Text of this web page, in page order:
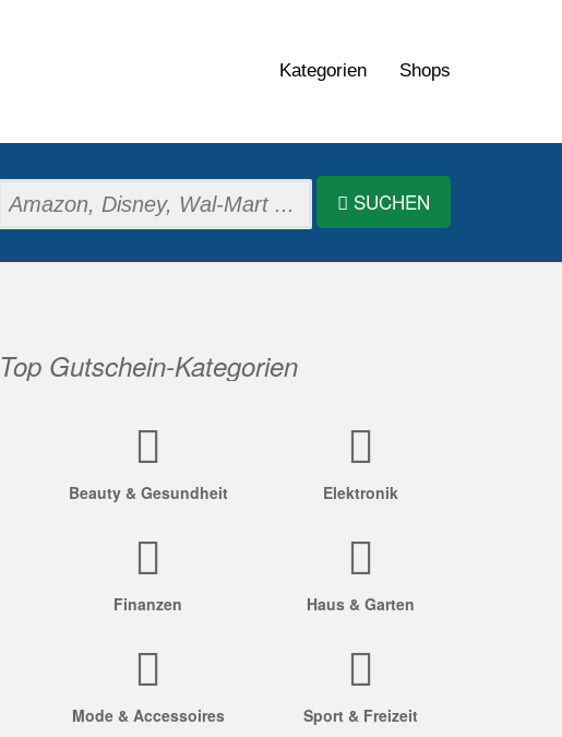
Kategorien Shops
SUCHEN
Top Gutschein-Kategorien
Beauty & Gesundheit Elektronik
Finanzen Haus & Garten
Mode & Accessoires Sport & Freizeit